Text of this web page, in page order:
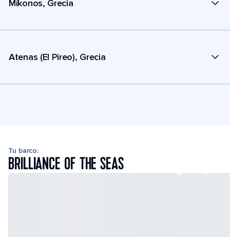
Míkonos, Grecia
Atenas (El Pireo), Grecia
Tu barco:
BRILLIANCE OF THE SEAS